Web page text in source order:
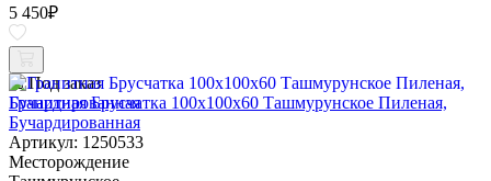
5 450₽
Под заказ
Гранитная Брусчатка 100х100x60 Ташмурунское Пиленая,
Бучардированная
Артикул: 1250533
Месторождение